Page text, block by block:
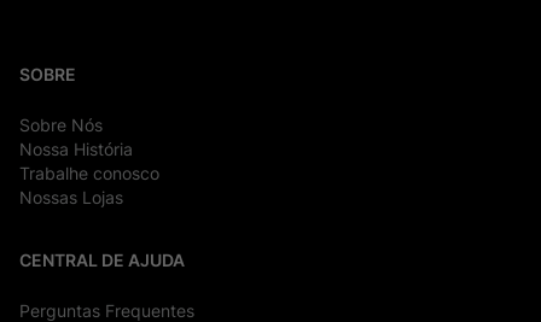
SOBRE
Sobre Nós
Nossa História
Trabalhe conosco
Nossas Lojas
CENTRAL DE AJUDA
Perguntas Frequentes